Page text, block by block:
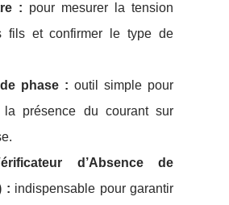
: pour mesurer la tension
fils et confirmer le type de
phase : outil simple pour
la présence du courant sur
d’Absence de
: indispensable pour garantir